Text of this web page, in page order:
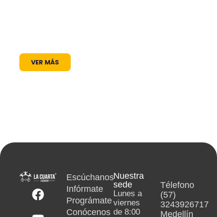
VER MÁS
Escúchanos
Infórmate
Prográmate
Conócenos
Nuestra
sede
Lunes a
viernes
de 8:00
Télefono
(57)
3243926717
Medellín